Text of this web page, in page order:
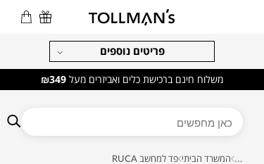
פריטים נוספים
משלוח חינם ברכישת כלים ואביזרים מעל ₪349
... המשרד הביתי פד למחשב RUCA